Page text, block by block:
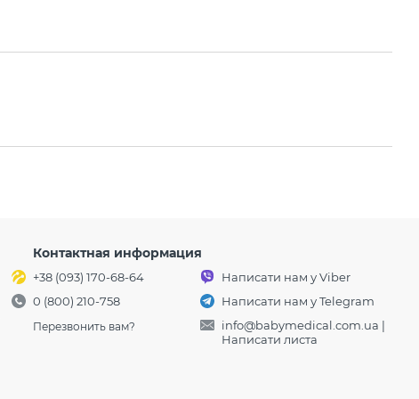
Контактная информация
+38 (093) 170-68-64
0 (800) 210-758
Перезвонить вам?
Написати нам у Viber
Написати нам у Telegram
info@babymedical.com.ua |
Написати листа